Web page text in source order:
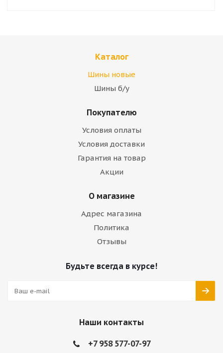
Каталог
Шины новые
Шины б/у
Покупателю
Условия оплаты
Условия доставки
Гарантия на товар
Акции
О магазине
Адрес магазина
Политика
Отзывы
Будьте всегда в курсе!
Наши контакты
+7 958 577-07-97